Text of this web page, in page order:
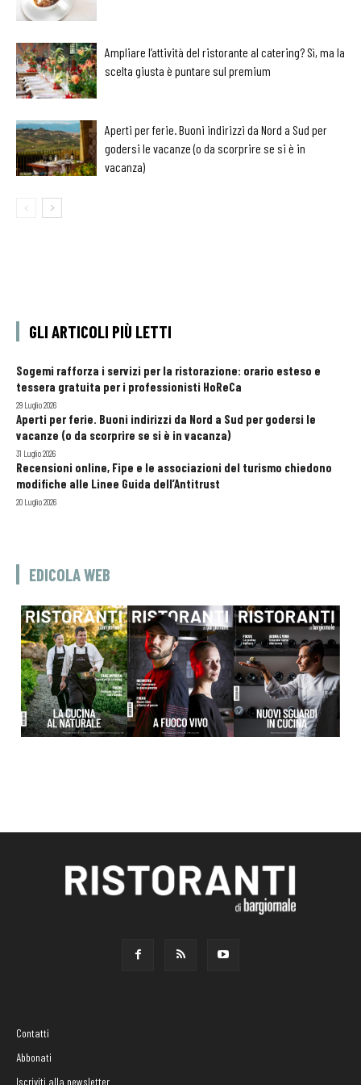
Ampliare l’attività del ristorante al catering? Sì, ma la
scelta giusta è puntare sul premium
Aperti per ferie. Buoni indirizzi da Nord a Sud per
godersi le vacanze (o da scorprire se si è in
vacanza)
GLI ARTICOLI PIÙ LETTI
Sogemi rafforza i servizi per la ristorazione: orario esteso e
tessera gratuita per i professionisti HoReCa
29 Luglio 2026
Aperti per ferie. Buoni indirizzi da Nord a Sud per godersi le
vacanze (o da scorprire se si è in vacanza)
31 Luglio 2026
Recensioni online, Fipe e le associazioni del turismo chiedono
modifiche alle Linee Guida dell’Antitrust
20 Luglio 2026
EDICOLA WEB
Contatti
Abbonati
Iscriviti alla newsletter